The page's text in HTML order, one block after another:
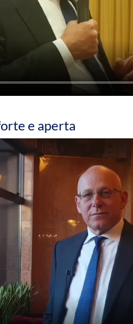
e aperta